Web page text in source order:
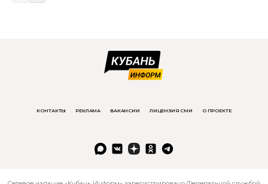
КОНТАКТЫ РЕКЛАМА ВАКАНСИИ ЛИЦЕНЗИЯ СМИ О ПРОЕКТЕ